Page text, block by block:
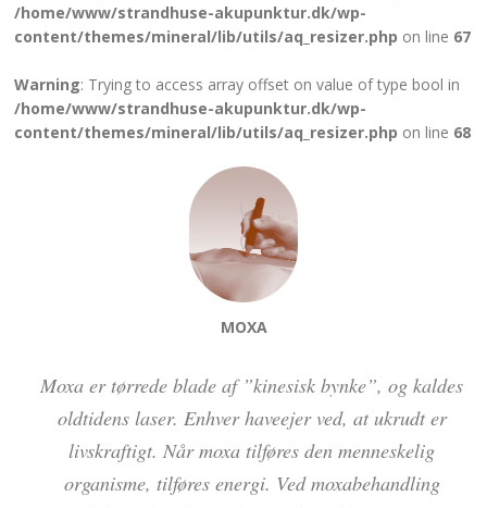
/home/www/strandhuse-akupunktur.dk/wp-
content/themes/mineral/lib/utils/aq_resizer.php on line 67
Warning: Trying to access array offset on value of type bool in
/home/www/strandhuse-akupunktur.dk/wp-
content/themes/mineral/lib/utils/aq_resizer.php on line 68
MOXA
Moxa er tørrede blade af ”kinesisk bynke”, og kaldes
oldtidens laser. Enhver haveejer ved, at ukrudt er
livskraftigt. Når moxa tilføres den menneskelig
organisme, tilføres energi. Ved moxabehandling